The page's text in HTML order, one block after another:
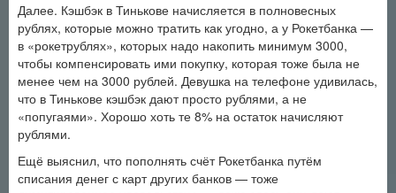
Далее. Кэшбэк в Тинькове начисляется в полновесных
рублях, которые можно тратить как угодно, а у Рокетбанка —
в «рокетрублях», которых надо накопить минимум 3000,
чтобы компенсировать ими покупку, которая тоже была не
менее чем на 3000 рублей. Девушка на телефоне удивилась,
что в Тинькове кэшбэк дают просто рублями, а не
«попугаями». Хорошо хоть те 8% на остаток начисляют
рублями.
Ещё выяснил, что пополнять счёт Рокетбанка путём
списания денег с карт других банков — тоже